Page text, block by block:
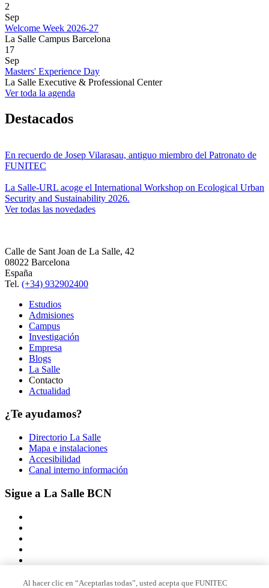
2
Sep
Welcome Week 2026-27
La Salle Campus Barcelona
17
Sep
Masters' Experience Day
La Salle Executive & Professional Center
Ver toda la agenda
Destacados
En recuerdo de Josep Vilarasau, antiguo miembro del Patronato de
FUNITEC
La Salle-URL acoge el International Workshop on Ecological Urban
Security and Sustainability 2026.
Ver todas las novedades
Calle de Sant Joan de La Salle, 42
08022 Barcelona
España
Tel. (+34) 932902400
Estudios
Admisiones
Campus
Investigación
Empresa
Blogs
La Salle
Contacto
Actualidad
¿Te ayudamos?
Directorio La Salle
Mapa e instalaciones
Accesibilidad
Canal interno información
Sigue a La Salle BCN
Al hacer clic en “Aceptarlas todas”, usted acepta que FUNITEC